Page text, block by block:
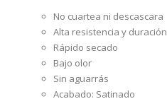
No cuartea ni descascara
Alta resistencia y duración
Rápido secado
Bajo olor
Sin aguarrás
Acabado: Satinado